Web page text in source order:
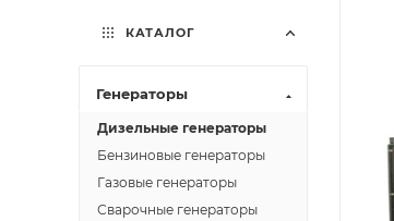
КАТАЛОГ
Генераторы
Дизельные генераторы
Бензиновые генераторы
Газовые генераторы
Сварочные генераторы